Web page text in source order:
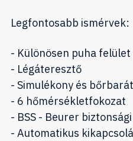
Legfontosabb ismérvek:
- Különösen puha felület
- Légáteresztő
- Simulékony és bőrbarát
- 6 hőmérsékletfokozat
- BSS - Beurer
- Automatikus